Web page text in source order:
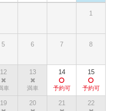
1
5 6 7 8
12 13 14 15
19 20 21 22